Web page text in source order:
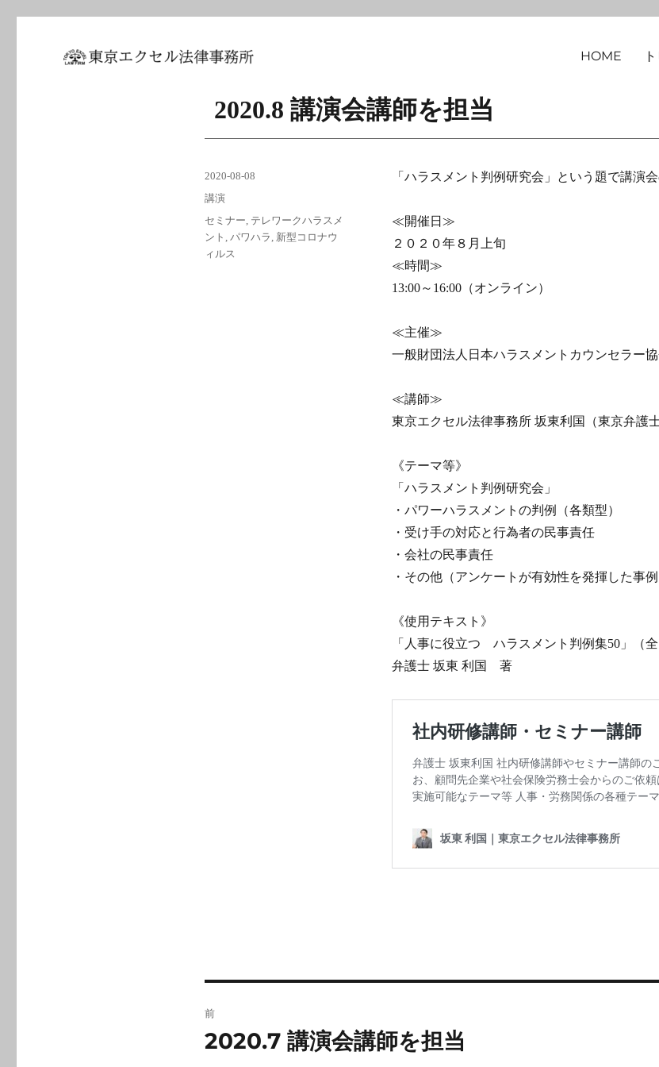
坂東 利国｜東京エクセル法律事務所
HOME
2020.8 講演会講師を担当
「ハラスメント判例研究会」という題で講演
≪開催日≫
２０２０年８月上旬
≪時間≫
13:00～16:00（オンライン）
≪主催≫
一般財団法人日本ハラスメントカウンセラー
≪講師≫
東京エクセル法律事務所 坂東利国（東京弁護士
《テーマ等》
「ハラスメント判例研究会」
・パワーハラスメントの判例（各類型）
・受け手の対応と行為者の民事責任
・会社の民事責任
・その他（アンケートが有効性を発揮した事
《使用テキスト》
「人事に役立つ ハラスメント判例集50」（
弁護士 坂東 利国 著
投
稿
2020-08-08
カ
講演
タ
グ
セミナー テレワークハラスメ
ント
パワハラ 新型コロナウ
ィルス
稿
前
前
2020.7 講演会講師を担当